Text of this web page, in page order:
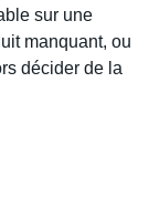
sur une
manquant, ou
décider de la